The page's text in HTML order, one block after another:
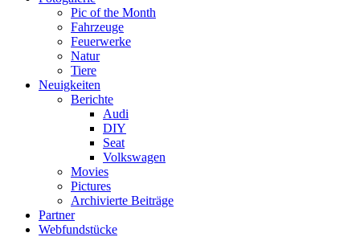
Pic of the Month
Fahrzeuge
Feuerwerke
Natur
Tiere
Neuigkeiten
Berichte
Audi
DIY
Seat
Volkswagen
Movies
Pictures
Archivierte Beiträge
Partner
Webfundstücke